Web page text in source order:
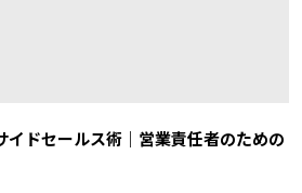
イドセールス術｜営業責任者のための